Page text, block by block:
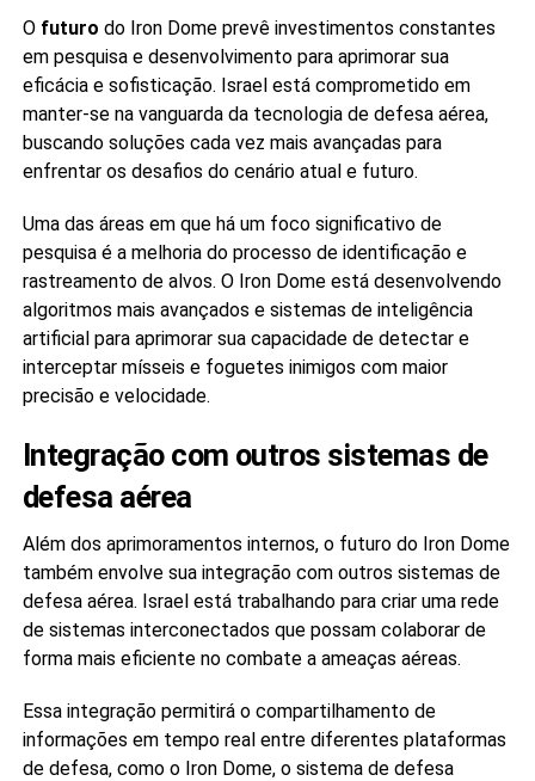
O futuro do Iron Dome prevê investimentos constantes
em pesquisa e desenvolvimento para aprimorar sua
eficácia e sofisticação. Israel está comprometido em
manter-se na vanguarda da tecnologia de defesa aérea,
buscando soluções cada vez mais avançadas para
enfrentar os desafios do cenário atual e futuro.
Uma das áreas em que há um foco significativo de
pesquisa é a melhoria do processo de identificação e
rastreamento de alvos. O Iron Dome está desenvolvendo
algoritmos mais avançados e sistemas de inteligência
artificial para aprimorar sua capacidade de detectar e
interceptar mísseis e foguetes inimigos com maior
precisão e velocidade.
Integração com outros sistemas de
defesa aérea
Além dos aprimoramentos internos, o futuro do Iron Dome
também envolve sua integração com outros sistemas de
defesa aérea. Israel está trabalhando para criar uma rede
de sistemas interconectados que possam colaborar de
forma mais eficiente no combate a ameaças aéreas.
Essa integração permitirá o compartilhamento de
informações em tempo real entre diferentes plataformas
de defesa, como o Iron Dome, o sistema de defesa